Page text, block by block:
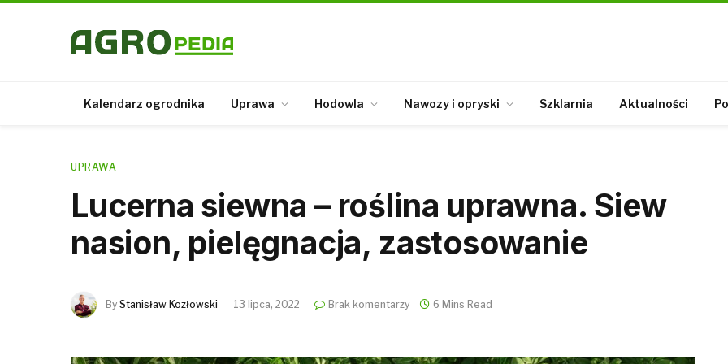
Kalendarz ogrodnika Uprawa Hodowla Nawozy i opryski Szklarnia Aktualności
UPRAWA
Lucerna siewna – roślina uprawna. Siew
nasion, pielęgnacja, zastosowanie
By Stanisław Kozłowski 13 lipca, 2022 Brak komentarzy 6 Mins Read